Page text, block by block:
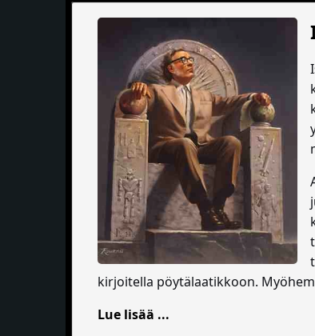
kirjoitella pöytälaatikkoon.
Lue lisää ...